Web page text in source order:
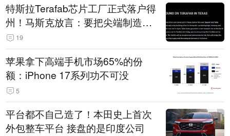
特斯拉Terafab芯片工厂正式落户得
州！马斯克放言：要把尖端制造带
回美国
19
苹果拿下高端手机市场65%的份
额：iPhone 17系列功不可没
5
平台都不自己造了！本田史上首次
外包整车平台 接盘的是印度公司